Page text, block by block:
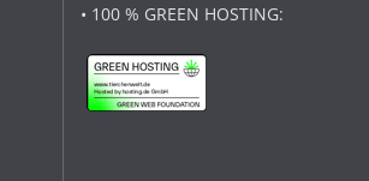
• 100 % GREEN HOSTING: